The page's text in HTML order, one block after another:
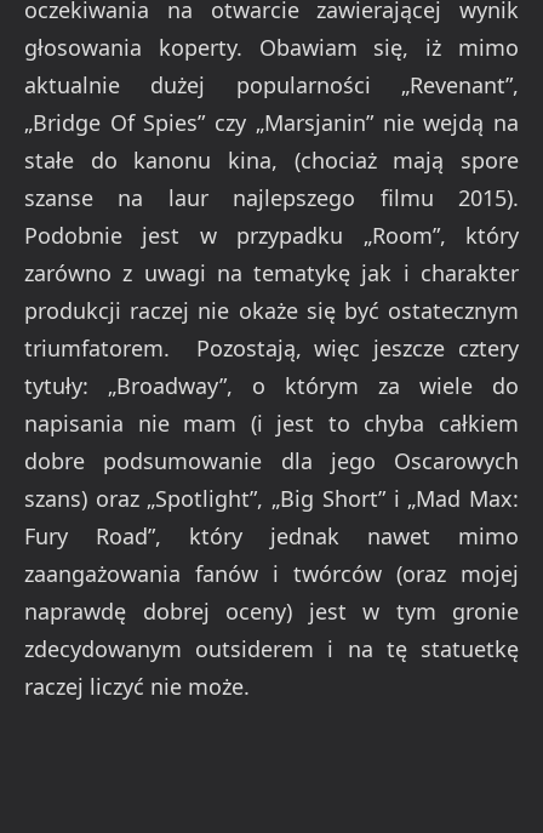
oczekiwania na otwarcie zawierającej wynik
głosowania koperty. Obawiam się, iż mimo
aktualnie dużej popularności „Revenant”,
„Bridge Of Spies” czy „Marsjanin” nie wejdą na
stałe do kanonu kina, (chociaż mają spore
szanse na laur najlepszego filmu 2015).
Podobnie jest w przypadku „Room”, który
zarówno z uwagi na tematykę jak i charakter
produkcji raczej nie okaże się być ostatecznym
triumfatorem. Pozostają, więc jeszcze cztery
tytuły: „Broadway”, o którym za wiele do
napisania nie mam (i jest to chyba całkiem
dobre podsumowanie dla jego Oscarowych
szans) oraz „Spotlight”, „Big Short” i „Mad Max:
Fury Road”, który jednak nawet mimo
zaangażowania fanów i twórców (oraz mojej
naprawdę dobrej oceny) jest w tym gronie
zdecydowanym outsiderem i na tę statuetkę
raczej liczyć nie może.